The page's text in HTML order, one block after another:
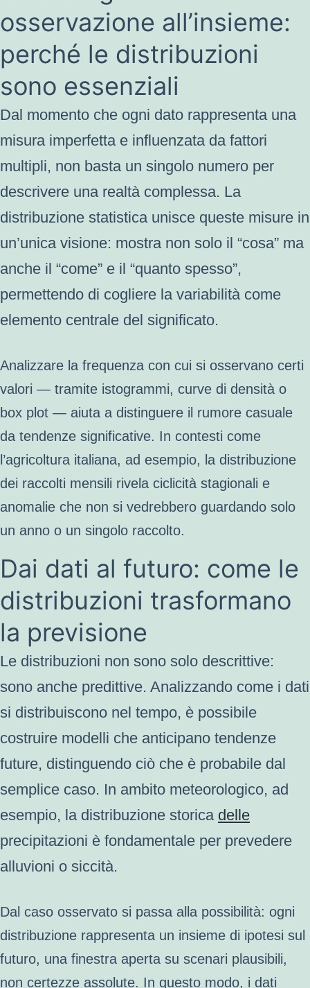
osservazione all’insieme:
perché le distribuzioni
sono essenziali
Dal momento che ogni dato rappresenta una
misura imperfetta e influenzata da fattori
multipli, non basta un singolo numero per
descrivere una realtà complessa. La
distribuzione statistica unisce queste misure in
un’unica visione: mostra non solo il “cosa” ma
anche il “come” e il “quanto spesso”,
permettendo di cogliere la variabilità come
elemento centrale del significato.
Analizzare la frequenza con cui si osservano certi
valori — tramite istogrammi, curve di densità o
box plot — aiuta a distinguere il rumore casuale
da tendenze significative. In contesti come
l’agricoltura italiana, ad esempio, la distribuzione
dei raccolti mensili rivela ciclicità stagionali e
anomalie che non si vedrebbero guardando solo
un anno o un singolo raccolto.
Dai dati al futuro: come le
distribuzioni trasformano
la previsione
Le distribuzioni non sono solo descrittive:
sono anche predittive. Analizzando come i dati
si distribuiscono nel tempo, è possibile
costruire modelli che anticipano tendenze
future, distinguendo ciò che è probabile dal
semplice caso. In ambito meteorologico, ad
esempio, la distribuzione storica delle
precipitazioni è fondamentale per prevedere
alluvioni o siccità.
Dal caso osservato si passa alla possibilità: ogni
distribuzione rappresenta un insieme di ipotesi sul
futuro, una finestra aperta su scenari plausibili,
non certezze assolute. In questo modo, i dati